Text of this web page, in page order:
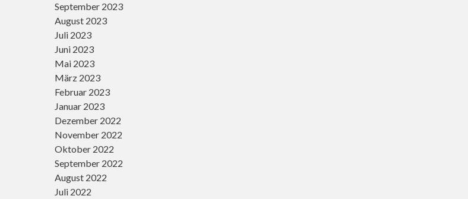
September 2023
August 2023
Juli 2023
Juni 2023
Mai 2023
März 2023
Februar 2023
Januar 2023
Dezember 2022
November 2022
Oktober 2022
September 2022
August 2022
Juli 2022